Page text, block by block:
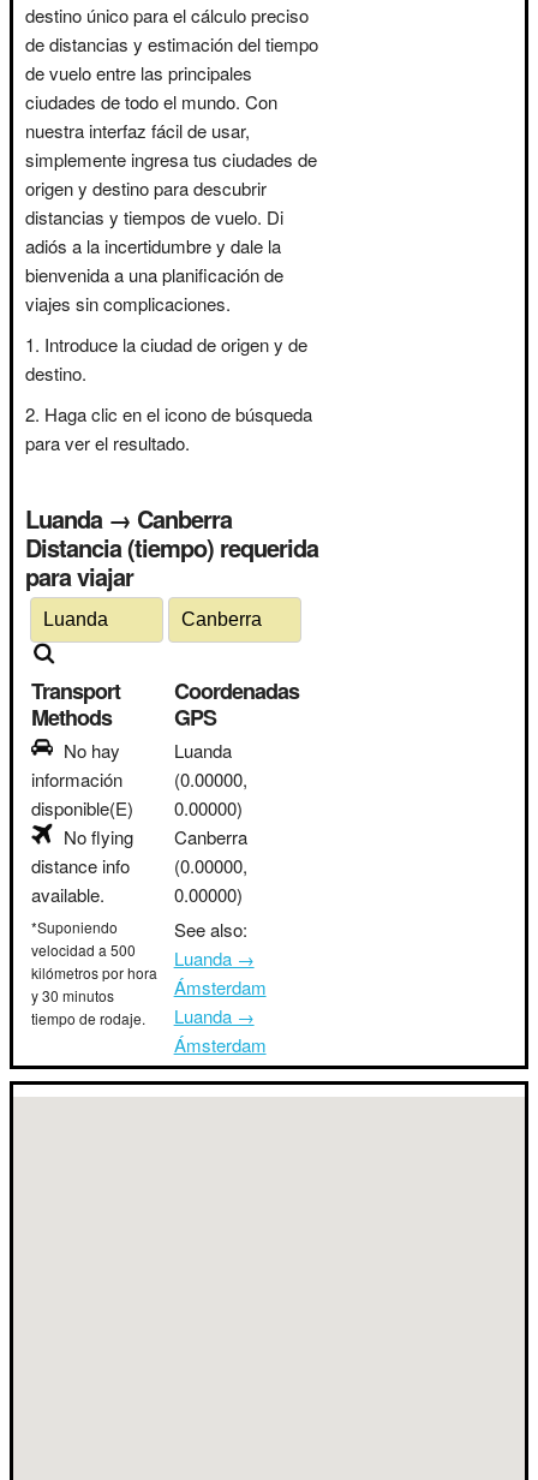
destino único para el cálculo preciso
de distancias y estimación del tiempo
de vuelo entre las principales
ciudades de todo el mundo. Con
nuestra interfaz fácil de usar,
simplemente ingresa tus ciudades de
origen y destino para descubrir
distancias y tiempos de vuelo. Di
adiós a la incertidumbre y dale la
bienvenida a una planificación de
viajes sin complicaciones.
Introduce la ciudad de origen y de
destino.
Haga clic en el icono de búsqueda
para ver el resultado.
Luanda → Canberra
Distancia (tiempo) requerida
para viajar
Transport
Methods
No hay
información
disponible(E)
No flying
distance info
available.
*Suponiendo
velocidad a 500
kilómetros por hora
y 30 minutos
tiempo de rodaje.
Coordenadas
GPS
Luanda
(0.00000,
0.00000)
Canberra
(0.00000,
0.00000)
See also:
Luanda →
Ámsterdam
Luanda →
Ámsterdam